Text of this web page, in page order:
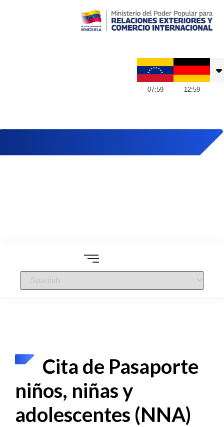
07:59 12:59
Cita de Pasaporte
niños, niñas y
adolescentes (NNA)